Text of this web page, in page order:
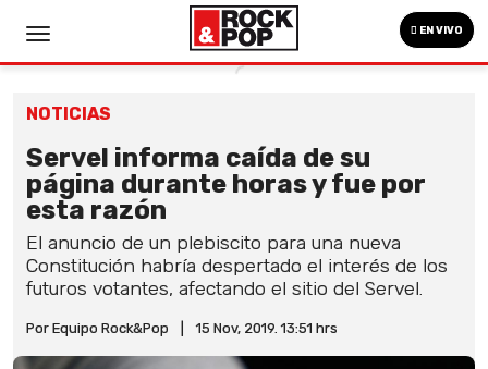
EN VIVO
NOTICIAS
Servel informa caída de su
página durante horas y fue por
esta razón
El anuncio de un plebiscito para una nueva
Constitución habría despertado el interés de los
futuros votantes, afectando el sitio del Servel.
Por Equipo Rock&Pop 15 Nov, 2019. 13:51 hrs